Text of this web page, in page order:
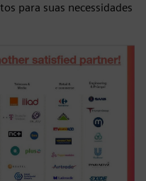
para suas necessidades